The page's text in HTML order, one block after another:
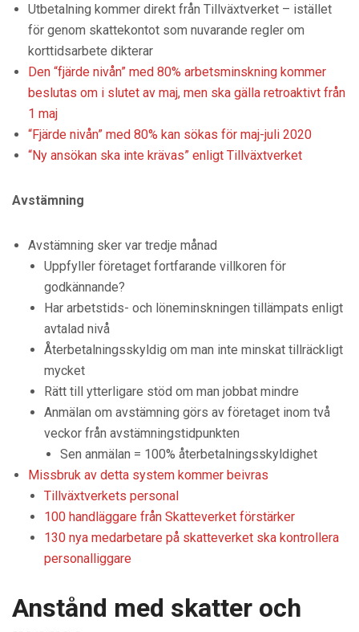
Utbetalning kommer direkt från Tillväxtverket – istället
för genom skattekontot som nuvarande regler om
korttidsarbete dikterar
Den “fjärde nivån” med 80% arbetsminskning kommer
beslutas om i slutet av maj, men ska gälla retroaktivt från
1 maj
“Fjärde nivån” med 80% kan sökas för maj-juli 2020
“Ny ansökan ska inte krävas” enligt Tillväxtverket
Avstämning
Avstämning sker var tredje månad
Uppfyller företaget fortfarande villkoren för
godkännande?
Har arbetstids- och löneminskningen tillämpats enligt
avtalad nivå
Återbetalningsskyldig om man inte minskat tillräckligt
mycket
Rätt till ytterligare stöd om man jobbat mindre
Anmälan om avstämning görs av företaget inom två
veckor från avstämningstidpunkten
Sen anmälan = 100% återbetalningsskyldighet
Missbruk av detta system kommer beivras
Tillväxtverkets personal
100 handläggare från Skatteverket förstärker
130 nya medarbetare på skatteverket ska kontrollera
personalliggare
Anstånd med skatter och